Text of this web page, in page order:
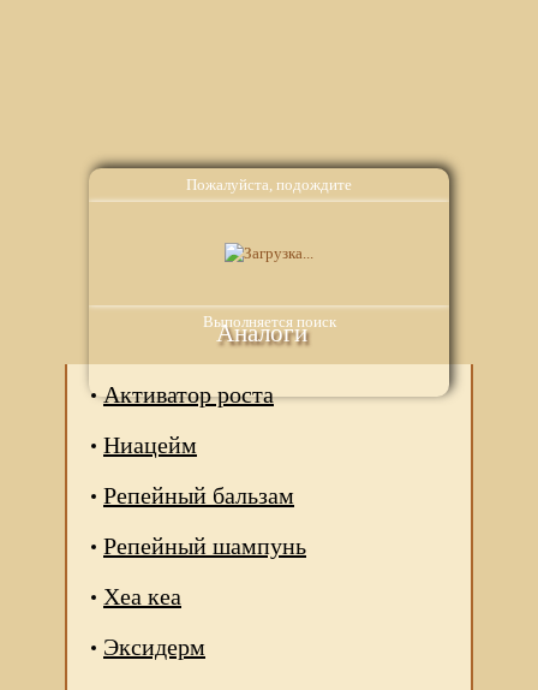
Пожалуйста, подождите
Выполняется поиск
Аналоги
Активатор роста
Ниацейм
Репейный бальзам
Репейный шампунь
Хеа кеа
Эксидерм